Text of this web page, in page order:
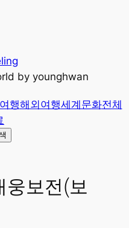
by younghwan
행해외여행세계문화전체
웅보전(보